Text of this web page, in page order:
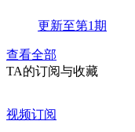
更新至第1期
查看全部
TA的订阅与收藏
视频订阅